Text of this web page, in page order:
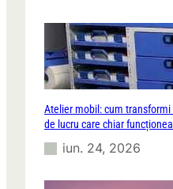
Atelier mobil: cum
de lucru care chiar
iun. 24, 2026